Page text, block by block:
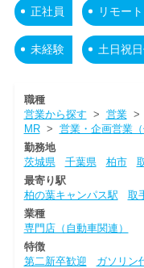
正社員 リモー
未経験 土日祝
職種
営業から探す > 営業>
MR> 営業・企画営業（
勤務地
茨城県
千葉県 柏市
最寄り駅
柏の葉キャンパス駅
取
業種
専門店（自動車関連）
特徴
第二新卒歓迎
ガソリン